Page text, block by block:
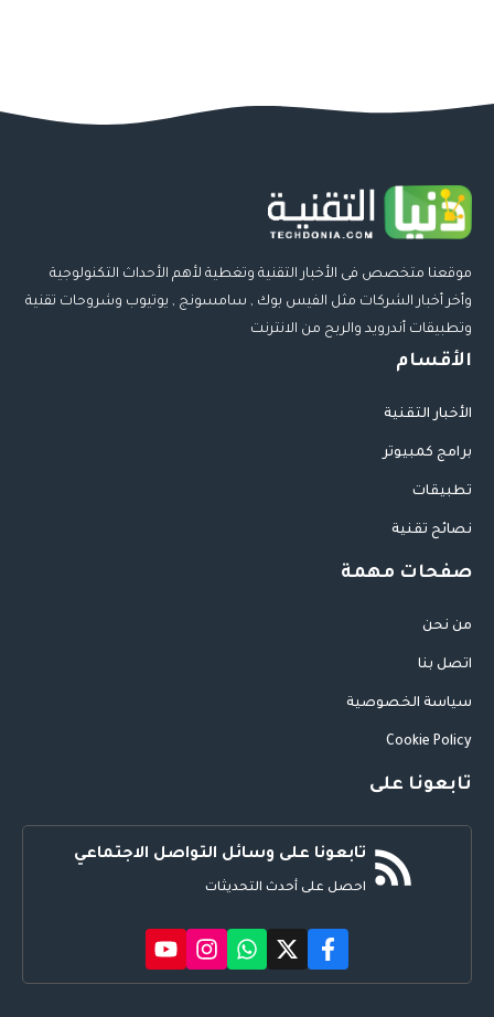
موقعنا متخصص فى الأخبار التقنية وتغطية لأهم الأحداث التكنولوجية
وأخر أخبار الشركات مثل الفيس بوك , سامسونج , يوتيوب وشروحات تقنية
وتطبيقات أندرويد والربح من الانترنت
الأقسام
الأخبار التقنية
برامج كمبيوتر
تطبيقات
نصائح تقنية
صفحات مهمة
من نحن
اتصل بنا
سياسة الخصوصية
Cookie Policy
تابعونا على
تابعونا على وسائل التواصل الاجتماعي
احصل على أحدث التحديثات